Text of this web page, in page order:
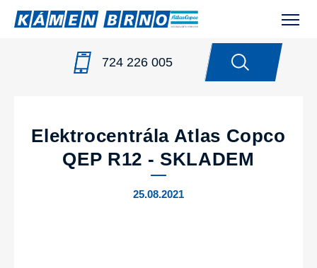
724 226 005
ELEKTROCENTRÁLA ATLAS COPCO QEP R12
Elektrocentrála Atlas Copco
QEP R12 - SKLADEM
25.08.2021